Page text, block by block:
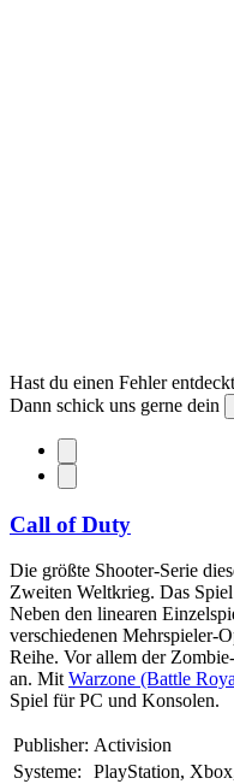
Hast du einen Fehler
Dann schick uns gerne dein
Call of Duty
Die größte Shooter-Serie
Zweiten Weltkrieg. Das
Neben den linearen
verschiedenen Mehrspieler-
Reihe. Vor allem der
an. Mit Warzone (Battle
Spiel für PC und Konsolen.
Publisher: Activision
Systeme:
PlayStation,